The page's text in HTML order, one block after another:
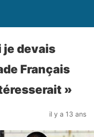
je devais
Français
»
il y a 13 ans